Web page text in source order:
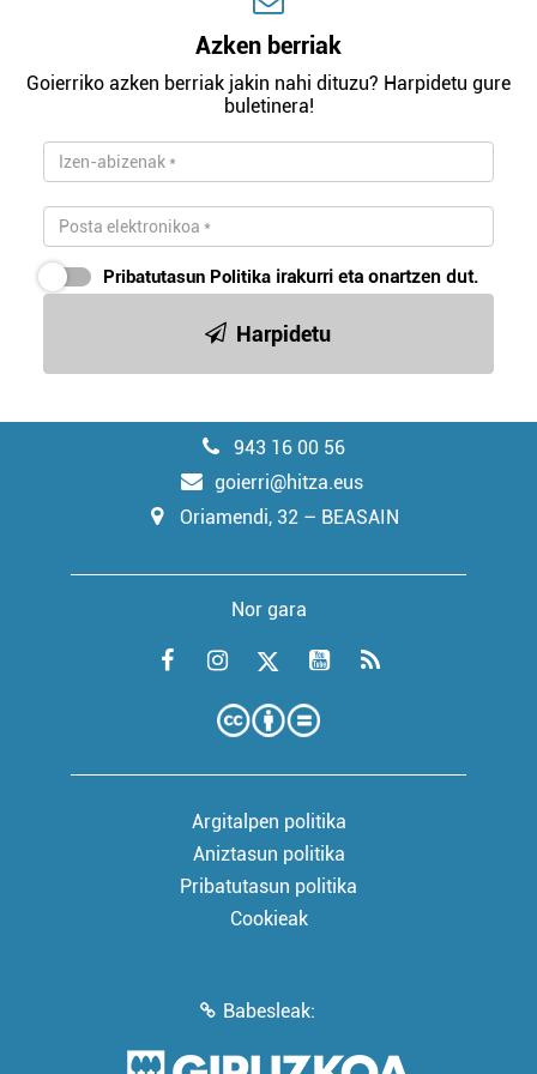
Azken berriak
Goierriko azken berriak jakin nahi dituzu? Harpidetu gure
buletinera!
Pribatutasun Politika irakurri eta onartzen dut.
Harpidetu
943 16 00 56
goierri@hitza.eus
Oriamendi, 32 – BEASAIN
Nor gara
Argitalpen politika
Aniztasun politika
Pribatutasun politika
Cookieak
Babesleak: